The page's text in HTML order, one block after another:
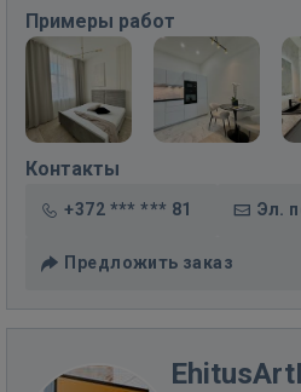
Примеры работ
Контакты
+372 *** *** 81 Эл.
Предложить заказ